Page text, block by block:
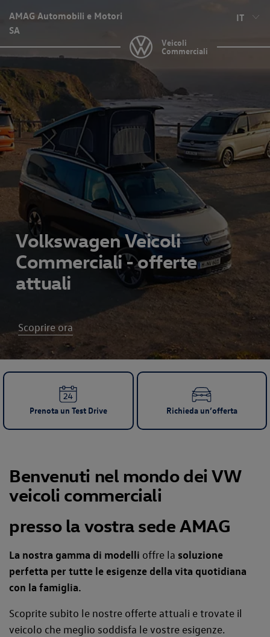
AMAG Automobili e Motori
SA
IT
Veicoli
Commerciali
Volkswagen Veicoli
Commerciali - offerte
attuali
Scoprire ora
Prenota un Test Drive Richieda un’offerta
Benvenuti nel mondo dei VW
veicoli commerciali
presso la vostra sede AMAG
La nostra gamma di modelli offre la soluzione
perfetta per tutte le esigenze della vita quotidiana
con la famiglia.
Scoprite subito le nostre offerte attuali e trovate il
veicolo che meglio soddisfa le vostre esigenze.